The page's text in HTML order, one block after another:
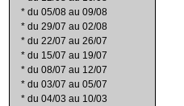
* du 05/08 au 09/08
* du 29/07 au 02/08
* du 22/07 au 26/07
* du 15/07 au 19/07
* du 08/07 au 12/07
* du 03/07 au 05/07
* du 04/03 au 10/03